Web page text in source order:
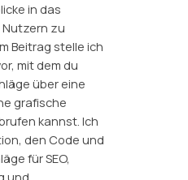
in das
zu
Beitrag stelle ich
mit dem du
über eine
grafische
kannst. Ich
den Code und
für SEO,
und